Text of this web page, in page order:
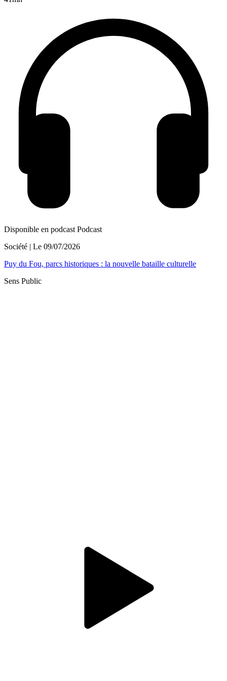
Disponible en podcast Podcast
Société | Le 09/07/2026
Puy du Fou, parcs historiques : la nouvelle bataille culturelle
Sens Public